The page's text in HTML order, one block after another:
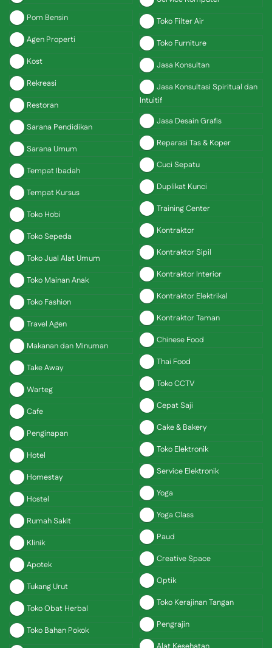
Pom Bensin
Agen Properti
Kost
Rekreasi
Restoran
Sarana Pendidikan
Sarana Umum
Tempat Ibadah
Tempat Kursus
Toko Hobi
Toko Sepeda
Toko Jual Alat Umum
Toko Mainan Anak
Toko Fashion
Travel Agen
Makanan dan Minuman
Take Away
Warteg
Cafe
Penginapan
Hotel
Homestay
Hostel
Rumah Sakit
Klinik
Apotek
Tukang Urut
Toko Obat Herbal
Toko Bahan Pokok
Toko Filter Air
Toko Furniture
Jasa Konsultan
Jasa Konsultasi Spiritual dan
Intuitif
Jasa Desain Grafis
Reparasi Tas & Koper
Cuci Sepatu
Duplikat Kunci
Training Center
Kontraktor
Kontraktor Sipil
Kontraktor Interior
Kontraktor Elektrikal
Kontraktor Taman
Chinese Food
Thai Food
Toko CCTV
Cepat Saji
Cake & Bakery
Toko Elektronik
Service Elektronik
Yoga
Yoga Class
Paud
Creative Space
Optik
Toko Kerajinan Tangan
Pengrajin